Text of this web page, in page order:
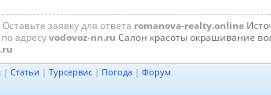
заявку для ответа romanova-realty.online
адресуvodovoz-nn.ru Салон красоты окрашивание
| Статьи | Турсервис | Погода | Форум